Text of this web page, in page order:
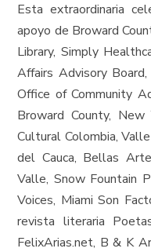
Esta extraordinaria
apoyo de Broward
Library, Simply
Affairs Advisory Board,
Office of Community
Broward County,
Cultural Colombia,
del Cauca, Bellas
Valle, Snow Fountain
Voices, Miami Son
revista literaria
FelixArias.net, B & K